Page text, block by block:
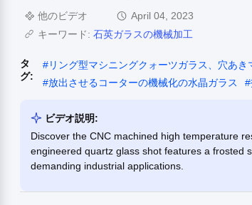
他のビデオ
April 04, 2023
キーワード: 石英ガラスの機械加工
タ
グ:
#リング型マシニングクォーツガラス、穴あ
#放出させるコーターの機械化の水晶ガラス #
ビデオ説明:
Discover the CNC machined high temperature
engineered quartz glass shot features a frosted
demanding industrial applications.